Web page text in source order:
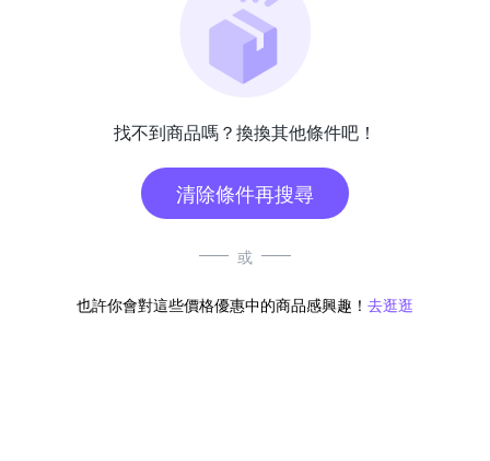
找不到商品嗎？換換其他條件吧！
清除條件再搜尋
或
也許你會對這些價格優惠中的商品感興趣！ 去逛逛